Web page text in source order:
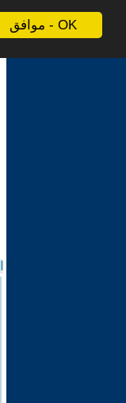
موافق - OK